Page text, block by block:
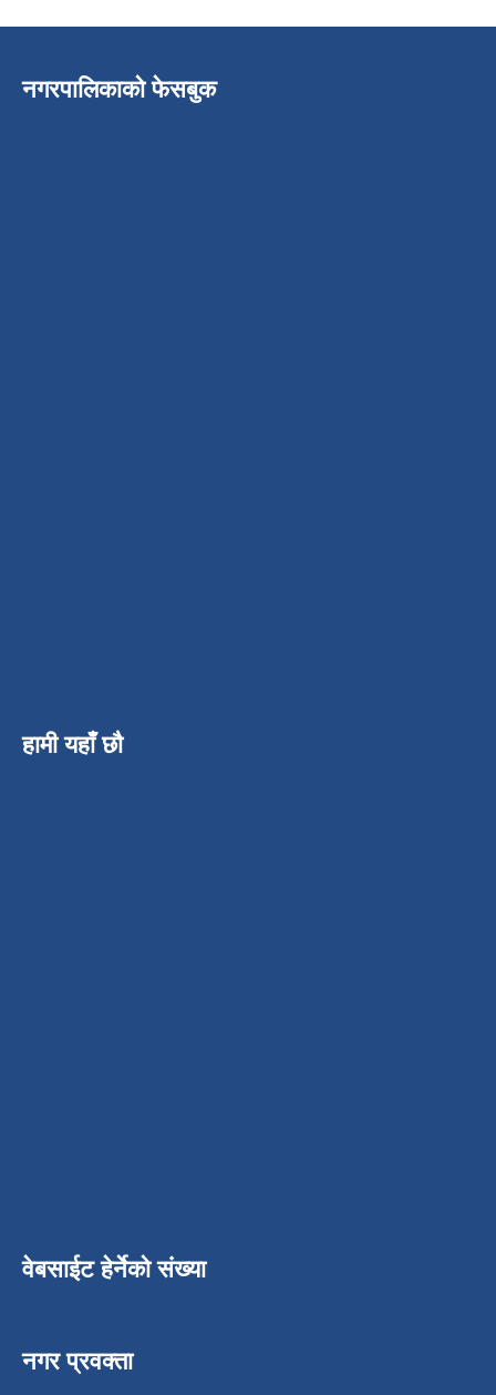
नगरपालिकाको फेसबुक
हामी यहाँ छौ
वेबसाईट हेर्नेको संख्या
नगर प्रवक्ता